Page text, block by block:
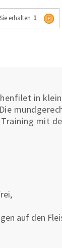
Sie erhalten 1
in
mit
auf den